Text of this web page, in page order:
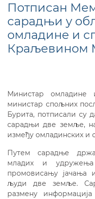
Потписан
сарадњи у
омладине и
Краљевином
Министар
министар спољних
Бурита, потписали су
сарадњи две земље,
између омладинских и
Путем сарадње
младих и
промовисању јачања
људи две земље.
размену